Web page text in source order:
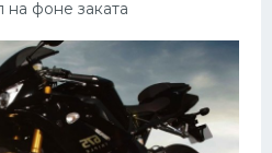
на фоне заката